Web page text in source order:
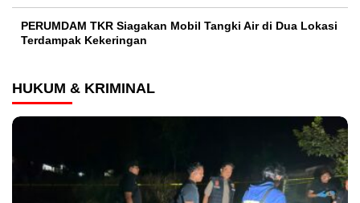
PERUMDAM TKR Siagakan Mobil Tangki Air di Dua Lokasi
Terdampak Kekeringan
HUKUM & KRIMINAL